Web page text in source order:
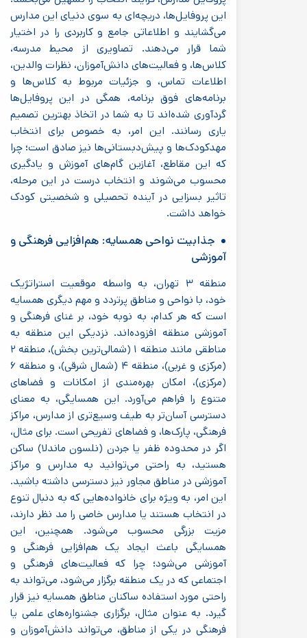
این پروفایل‌ها، دریچه‌ای به سوی دنیای این مدارس
می‌گشایند و اطلاعاتی جامع و کاربردی را در اختیار
شما قرار می‌دهند. تصاویری از محیط مدرسه،
کلاس‌ها، و فعالیت‌های دانش‌آموزان، نظرات والدین،
اطلاعات تماس، و جزئیات مربوط به کلاس‌ها و
برنامه‌های فوق برنامه، همگی در این پروفایل‌ها
گردآوری شده‌اند تا به شما در اتخاذ بهترین تصمیم
یاری رسانند. این امر، به خصوص برای انتخاب
مهدکودک‌ها و پیش‌دبستانی‌ها نیز صادق است؛ چرا
که این مقاطع، آغازین گام‌های آموزش و یادگیری
محسوب می‌شوند و انتخاب درست در این مرحله،
تاثیر بسزایی در آینده تحصیلی و شخصیتی کودک
خواهد داشت.
جذابیت نواحی همسایه: هم‌افزایی فرهنگی و
آموزشی
منطقه ۳ تهران، به واسطه موقعیت استراتژیک
خود، با نواحی و مناطق پرتردد و مهم دیگری همسایه
است که هر کدام، به نوبه خود، بر غنای فرهنگی و
آموزشی منطقه افزوده‌اند. نزدیکی این منطقه به
مناطقی مانند منطقه ۱ (شمالی‌ترین بخش)، منطقه ۲
(مرکزی و غربی)، منطقه ۴ (شمال شرقی)، و منطقه ۶
(مرکزی)، امکان بهره‌مندی از امکانات و فضاهای
متنوع را فراهم می‌آورد. این همسایگی، به معنای
دسترسی آسان‌تر به طیف وسیع‌تری از مدارس، مراکز
فرهنگی، پارک‌ها، و فضاهای تفریحی است. برای مثال،
اگر در محدوده ظفر یا جردن (نلسون ماندلا) ساکن
هستید، به راحتی می‌توانید به مدارس و مراکز
آموزشی در مناطق مجاور نیز دسترسی داشته باشید.
این امر، به ویژه برای خانواده‌هایی که به دنبال تنوع
در انتخاب هستند یا مدارس خاصی را مد نظر دارند،
مزیت بزرگی محسوب می‌شود. همچنین، این
همسایگی باعث ایجاد یک هم‌افزایی فرهنگی و
آموزشی می‌شود؛ چرا که فعالیت‌های فرهنگی و
اجتماعی که در یک منطقه برگزار می‌شود، می‌تواند به
راحتی مورد استفاده ساکنان مناطق همسایه نیز قرار
گیرد. به عنوان مثال، برگزاری جشنواره‌های علمی یا
فرهنگی در یکی از مناطق، می‌تواند دانش‌آموزان و